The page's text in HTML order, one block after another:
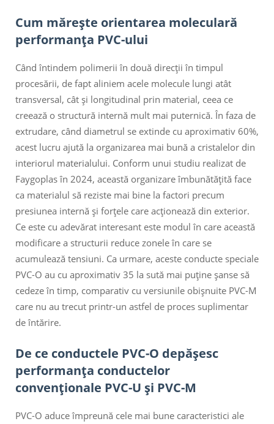
Cum mărește orientarea moleculară
performanța PVC-ului
Când întindem polimerii în două direcții în timpul
procesării, de fapt aliniem acele molecule lungi atât
transversal, cât și longitudinal prin material, ceea ce
creează o structură internă mult mai puternică. În faza de
extrudare, când diametrul se extinde cu aproximativ 60%,
acest lucru ajută la organizarea mai bună a cristalelor din
interiorul materialului. Conform unui studiu realizat de
Faygoplas în 2024, această organizare îmbunătățită face
ca materialul să reziste mai bine la factori precum
presiunea internă și forțele care acționează din exterior.
Ce este cu adevărat interesant este modul în care această
modificare a structurii reduce zonele în care se
acumulează tensiuni. Ca urmare, aceste conducte speciale
PVC-O au cu aproximativ 35 la sută mai puține șanse să
cedeze în timp, comparativ cu versiunile obișnuite PVC-M
care nu au trecut printr-un astfel de proces suplimentar
de întărire.
De ce conductele PVC-O depășesc
performanța conductelor
convenționale PVC-U și PVC-M
PVC-O aduce împreună cele mai bune caracteristici ale